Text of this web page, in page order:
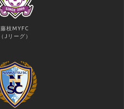
藤枝MYFC
（Jリーグ）